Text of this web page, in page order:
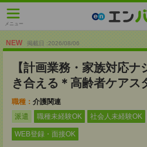
メニュー
NEW 掲載日 :2026/08/06
【計画業務・家族対応
き合える＊高齢者ケアス
職種： 介護関連
派遣
職種未経験OK 社会人未経験OK
WEB登録・面接OK